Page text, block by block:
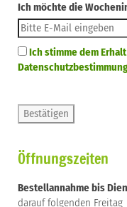
Ich möchte die
Ich stimme dem
Öffnungszeiten
Bestellannahme bis
darauf folgenden Freitag